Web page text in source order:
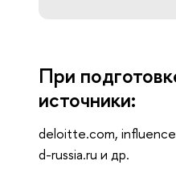
При
источники:
deloitte.com,
d-russia.ru и др.